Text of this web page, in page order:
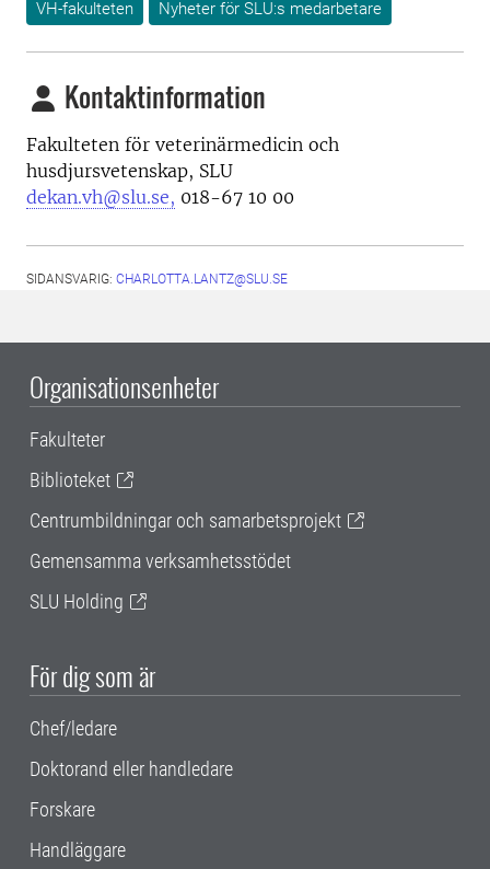
VH-fakulteten Nyheter för SLU:s medarbetare
Kontaktinformation
Fakulteten för veterinärmedicin och
husdjursvetenskap, SLU
dekan.vh@slu.se, 018-67 10 00
SIDANSVARIG: CHARLOTTA.LANTZ@SLU.SE
Organisationsenheter
Fakulteter
Biblioteket
Centrumbildningar och samarbetsprojekt
Gemensamma verksamhetsstödet
SLU Holding
För dig som är
Chef/ledare
Doktorand eller handledare
Forskare
Handläggare